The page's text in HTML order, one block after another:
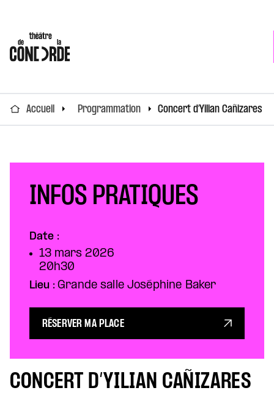
Accueil Programmation Concert d’Yilian Cañizares
CONCERT D’YILIAN CAÑIZARES
INFOS PRATIQUES
Date :
13 mars 2026
20h30
Lieu :Grande salle Joséphine Baker
RÉSERVER MA PLACE